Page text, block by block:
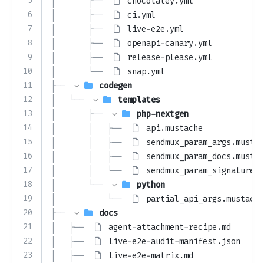
6
7
8
9
10
11
12
13
14
15
16
17
18
19
20
21
22
23
│       ├──
ci.yml
│       ├──
live-e2e.yml
│       ├──
openapi-canary.yml
│       ├──
release-please.yml
│       └──
snap.yml
├──
codegen
│   └──
templates
│       ├──
php-nextgen
│       │   ├──
api.mustache
│       │   ├──
│       │   ├──
│       │   └──
│       └──
python
│           └──
partial_api_args.mustache
├──
docs
│   ├──
agent-attachment-recipe.md
│   ├──
live-e2e-audit-manifest.json
│   ├──
live-e2e-matrix.md